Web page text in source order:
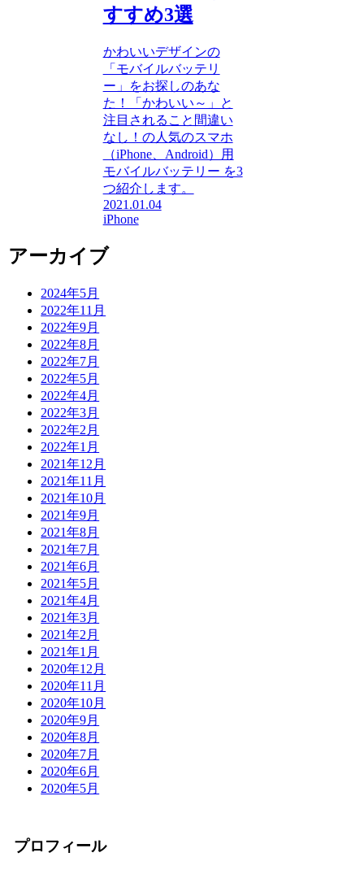
すすめ3選
かわいいデザインの
「モバイルバッテリ
ー」をお探しのあな
た！「かわいい～」と
注目されること間違い
なし！の人気のスマホ
（iPhone、Android）用
モバイルバッテリー を3
つ紹介します。
2021.01.04
iPhone
アーカイブ
2024年5月
2022年11月
2022年9月
2022年8月
2022年7月
2022年5月
2022年4月
2022年3月
2022年2月
2022年1月
2021年12月
2021年11月
2021年10月
2021年9月
2021年8月
2021年7月
2021年6月
2021年5月
2021年4月
2021年3月
2021年2月
2021年1月
2020年12月
2020年11月
2020年10月
2020年9月
2020年8月
2020年7月
2020年6月
2020年5月
プロフィール